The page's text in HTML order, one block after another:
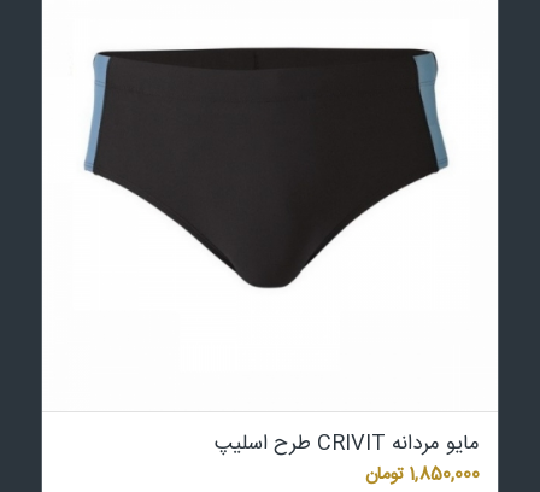
مایو مردانه CRIVIT طرح اسلیپ
1,850,000 تومان